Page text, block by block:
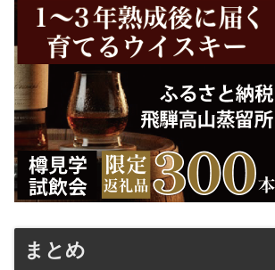
まとめ